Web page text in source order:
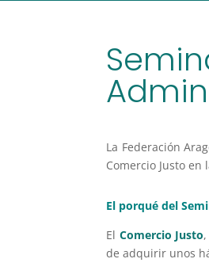
La Federación
Comercio Justo
El porqué del
El Comercio Justo
de adquirir unos